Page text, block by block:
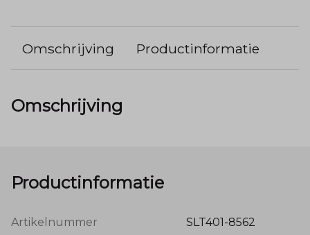
Omschrijving Productinformatie
Omschrijving
Productinformatie
Artikelnummer SLT401-8562